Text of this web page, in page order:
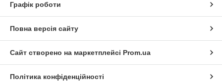
Графік роботи
Повна версія сайту
Сайт створено на маркетплейсі Prom.ua
Політика конфіденційності